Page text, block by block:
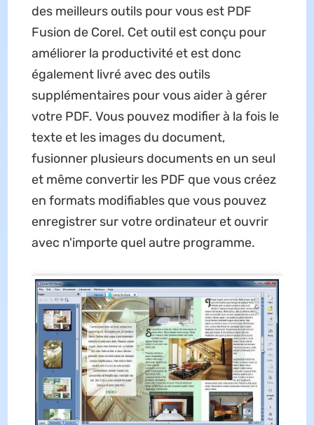
des meilleurs outils pour vous est PDF
Fusion de Corel. Cet outil est conçu pour
améliorer la productivité et est donc
également livré avec des outils
supplémentaires pour vous aider à gérer
votre PDF. Vous pouvez modifier à la fois le
texte et les images du document,
fusionner plusieurs documents en un seul
et même convertir les PDF que vous créez
en formats modifiables que vous pouvez
enregistrer sur votre ordinateur et ouvrir
avec n'importe quel autre programme.